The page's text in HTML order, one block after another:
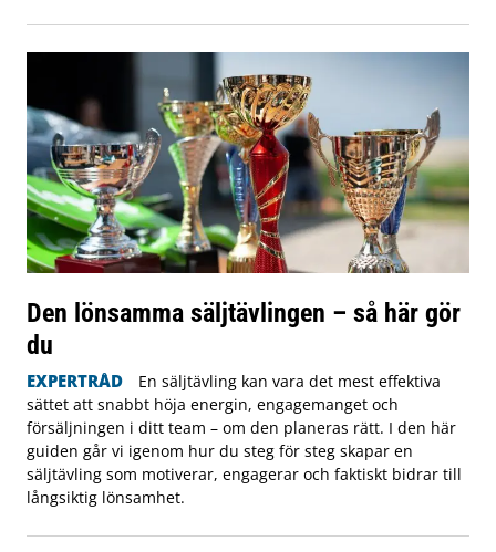
Den lönsamma säljtävlingen – så här gör
du
EXPERTRÅD
En säljtävling kan vara det mest effektiva
sättet att snabbt höja energin, engagemanget och
försäljningen i ditt team – om den planeras rätt. I den här
guiden går vi igenom hur du steg för steg skapar en
säljtävling som motiverar, engagerar och faktiskt bidrar till
långsiktig lönsamhet.